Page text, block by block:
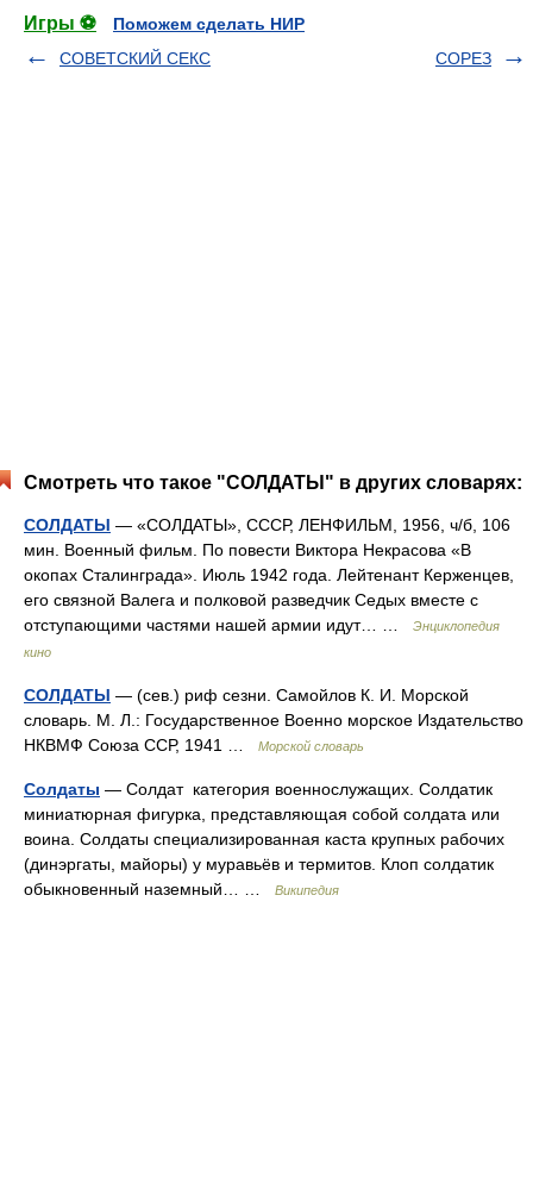
Игры ⚽
Поможем сделать НИР
СОВЕТСКИЙ СЕКС
СОРЕЗ
Смотреть что такое "СОЛДАТЫ" в других словарях:
СОЛДАТЫ — «СОЛДАТЫ», СССР, ЛЕНФИЛЬМ, 1956, ч/б, 106
мин. Военный фильм. По повести Виктора Некрасова «В
окопах Сталинграда». Июль 1942 года. Лейтенант Керженцев,
его связной Валега и полковой разведчик Седых вместе с
отступающими частями нашей армии идут… …
Энциклопедия
кино
СОЛДАТЫ — (сев.) риф сезни. Самойлов К. И. Морской
словарь. М. Л.: Государственное Военно морское Издательство
НКВМФ Союза ССР, 1941 …
Морской словарь
Солдаты — Солдат категория военнослужащих. Солдатик
миниатюрная фигурка, представляющая собой солдата или
воина. Солдаты специализированная каста крупных рабочих
(динэргаты, майоры) у муравьёв и термитов. Клоп солдатик
обыкновенный наземный… …
Википедия